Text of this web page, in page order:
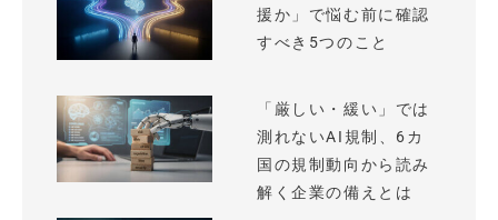
援か」で悩む前に確認
すべき5つのこと
「厳しい・緩い」では
測れないAI規制、6カ
国の規制動向から読み
解く企業の備えとは